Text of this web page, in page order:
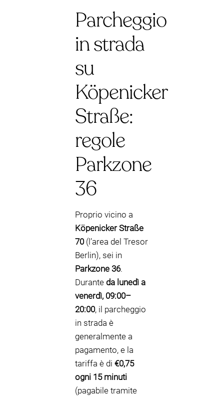
Parcheggio
in strada
su
Köpenicker
Straße:
regole
Parkzone
36
Proprio vicino a
Köpenicker Straße
70(l’area del Tresor
Berlin), sei in
Parkzone 36.
Durante da lunedì a
venerdì, 09:00–
20:00, il parcheggio
in strada è
generalmente a
pagamento, e la
tariffa è di €0,75
ogni 15 minuti
(pagabile tramite